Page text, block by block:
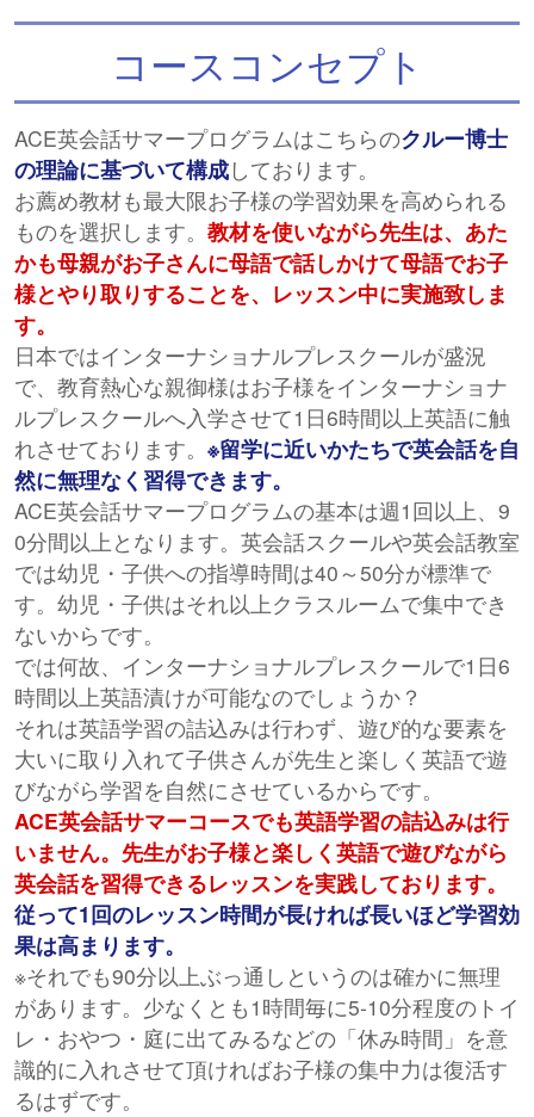
コースコンセプト
ACE英会話サマープログラムはこちらのクルー博士
の理論に基づいて構成しております。
お薦め教材も最大限お子様の学習効果を高められる
ものを選択します。 教材を使いながら先生は、あた
かも母親がお子さんに母語で話しかけて母語でお子
様とやり取りすることを、レッスン中に実施致しま
す。
日本ではインターナショナルプレスクールが盛況
で、教育熱心な親御様はお子様をインターナショナ
ルプレスクールへ入学させて1日6時間以上英語に触
れさせております。 ※留学に近いかたちで英会話を自
然に無理なく習得できます。
ACE英会話サマープログラムの基本は週1回以上、9
0分間以上となります。英会話スクールや英会話教室
では幼児・子供への指導時間は40～50分が標準で
す。幼児・子供はそれ以上クラスルームで集中でき
ないからです。
では何故、インターナショナルプレスクールで1日6
時間以上英語漬けが可能なのでしょうか？
それは英語学習の詰込みは行わず、遊び的な要素を
大いに取り入れて子供さんが先生と楽しく英語で遊
びながら学習を自然にさせているからです。
ACE英会話サマーコースでも英語学習の詰込みは行
いません。先生がお子様と楽しく英語で遊びながら
英会話を習得できるレッスンを実践しております。
従って1回のレッスン時間が長ければ長いほど学習効
果は高まります。
※それでも90分以上ぶっ通しというのは確かに無理
があります。少なくとも1時間毎に5-10分程度のトイ
レ・おやつ・庭に出てみるなどの「休み時間」を意
識的に入れさせて頂ければお子様の集中力は復活す
るはずです。